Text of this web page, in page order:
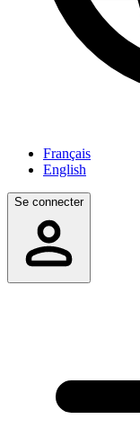
Français
English
Se connecter